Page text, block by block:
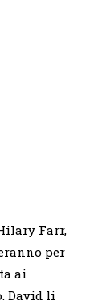
Farr,
per
ai
David li